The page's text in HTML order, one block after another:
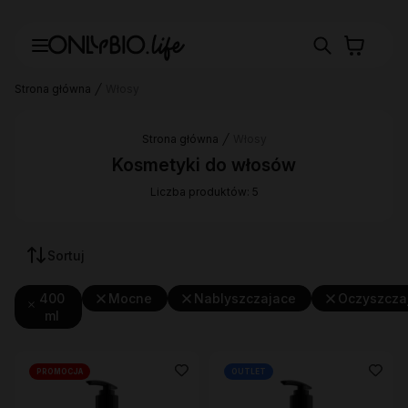
Strona główna
Strona główna
Kosmetyki do włosów
Liczba produktów: 5
Sortuj
400
ml
Mocne Nablyszczajace
PROMOCJA OUTLET